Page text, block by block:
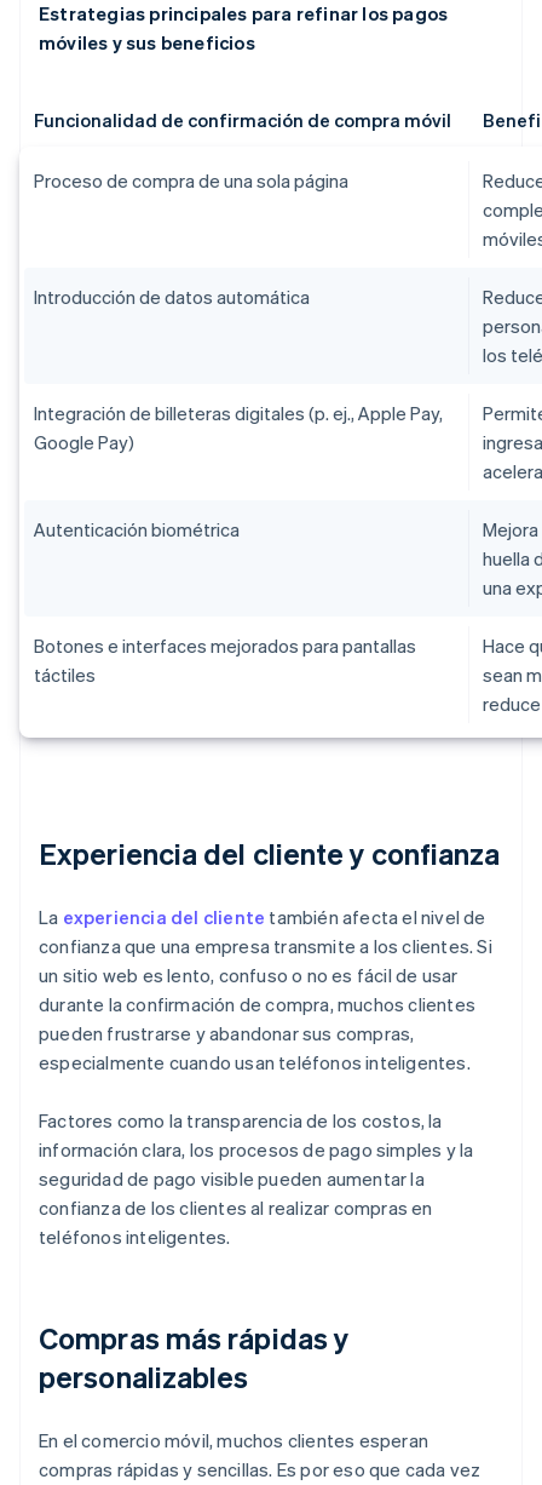
Estrategias principales para refinar los pagos
móviles y sus beneficios
Funcionalidad de confirmación de compra móvil
Proceso de compra de una sola página
Introducción de datos automática
los
Integración de billeteras digitales (p. ej., Apple Pay,
Google Pay)
Autenticación biométrica
huella
una
Botones e interfaces mejorados para pantallas
táctiles
Hace
sean
Experiencia del cliente y confianza
La experiencia del cliente también afecta el nivel de
confianza que una empresa transmite a los clientes. Si
un sitio web es lento, confuso o no es fácil de usar
durante la confirmación de compra, muchos clientes
pueden frustrarse y abandonar sus compras,
especialmente cuando usan teléfonos inteligentes.
Factores como la transparencia de los costos, la
información clara, los procesos de pago simples y la
seguridad de pago visible pueden aumentar la
confianza de los clientes al realizar compras en
teléfonos inteligentes.
Compras más rápidas y
personalizables
En el comercio móvil, muchos clientes esperan
compras rápidas y sencillas. Es por eso que cada vez